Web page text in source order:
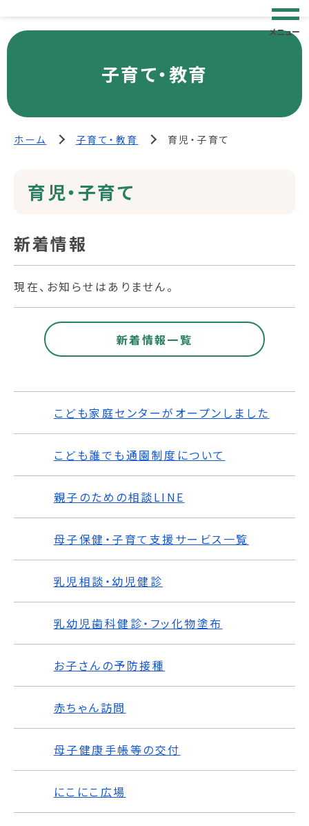
メニュー
子育て・教育
ホーム 子育て・教育 育児・子育て
育児・子育て
新着情報
現在、お知らせはありません。
新着情報一覧
こども家庭センターがオープンしました
こども誰でも通園制度について
親子のための相談LINE
母子保健・子育て支援サービス一覧
乳児相談・幼児健診
乳幼児歯科健診・フッ化物塗布
お子さんの予防接種
赤ちゃん訪問
母子健康手帳等の交付
にこにこ広場